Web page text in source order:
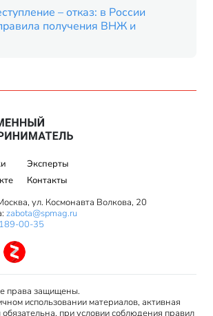
– отказ: в России
получения ВНЖ и
Эксперты
Контакты
ул. Космонавта Волкова, 20
zabota@spmag.ru
00-35
права защищены.
использовании материалов, активная
при условии соблюдения правил